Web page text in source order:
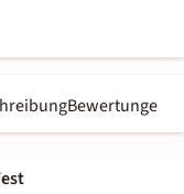
Bewertungen